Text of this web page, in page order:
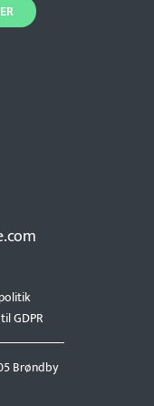
Brøndby
GDPR